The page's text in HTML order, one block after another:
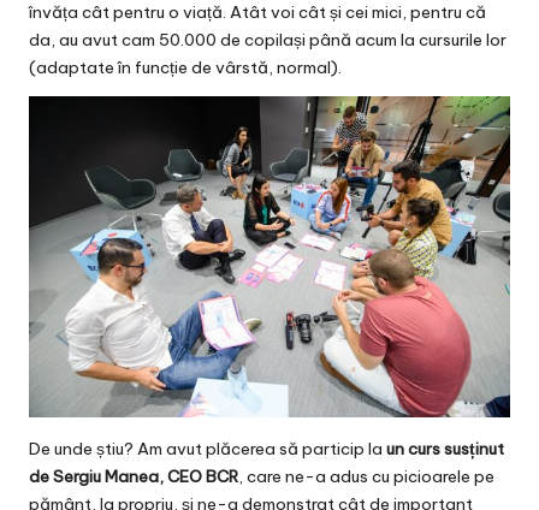
învăța cât pentru o viață. Atât voi cât și cei mici, pentru că
da, au avut cam 50.000 de copilași până acum la cursurile lor
(adaptate în funcție de vârstă, normal).
De unde știu? Am avut plăcerea să particip la un curs susținut
de Sergiu Manea, CEO BCR, care ne-a adus cu picioarele pe
pământ, la propriu, și ne-a demonstrat cât de important